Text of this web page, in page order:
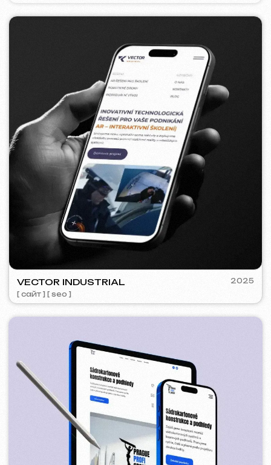
BAGELLOUNGE 2024
[ смм-менеджмент ] [ сайт ] [ дизайн ] [ seo ]
2024
2024